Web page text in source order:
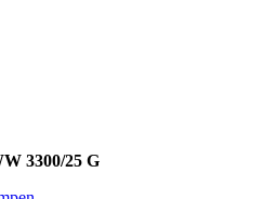
3300/25 G